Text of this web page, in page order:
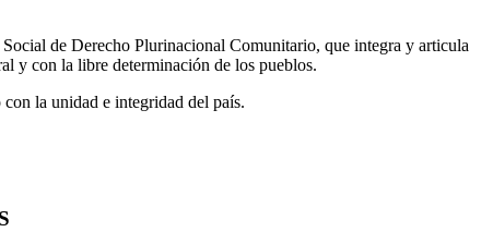
de Derecho Plurinacional Comunitario, que integra y articula
y con la libre determinación de los pueblos.
la unidad e integridad del país.